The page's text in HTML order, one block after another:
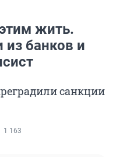
жить.
банков и
санкции
1 163